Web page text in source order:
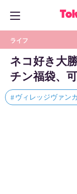
ライフ
ネコ好き大
チン福袋、
ヴィレッジヴァン